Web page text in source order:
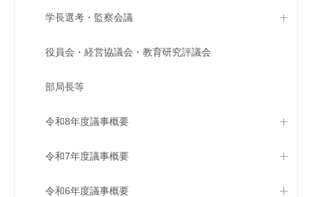
学長選考・監察会議
役員会・経営協議会・教育研究評議会
部局長等
令和8年度議事概要
令和7年度議事概要
令和6年度議事概要